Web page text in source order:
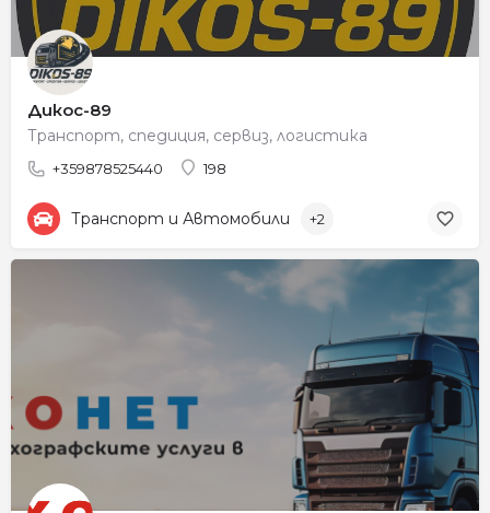
Дикос-89
Транспорт, спедиция, сервиз, логистика
+359878525440 198
Транспорт и Автомобили +2